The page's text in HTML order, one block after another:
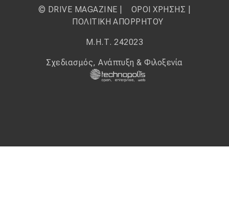
© DRIVE MAGAZINE | ΟΡΟΙ ΧΡΗΣΗΣ
ΠΟΛΙΤΙΚΗ ΑΠΟΡΡΗΤΟΥ
Μ.Η.Τ. 242023
Σχεδιασμός, Ανάπτυξη & Φιλοξενία